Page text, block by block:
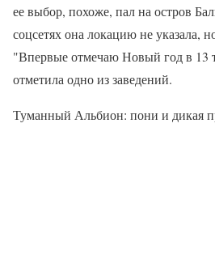
ее выбор, похоже, пал на остров
соцсетях она локацию не указала,
"Впервые отмечаю Новый год в 13
отметила одно из заведений.
Туманный Альбион: пони и дикая